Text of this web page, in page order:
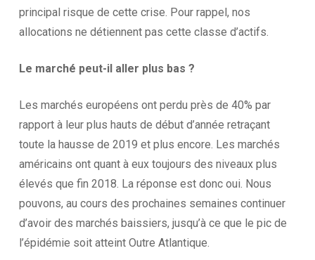
principal risque de cette crise. Pour rappel, nos
allocations ne détiennent pas cette classe d’actifs.
Le marché peut-il aller plus bas ?
Les marchés européens ont perdu près de 40% par
rapport à leur plus hauts de début d’année retraçant
toute la hausse de 2019 et plus encore. Les marchés
américains ont quant à eux toujours des niveaux plus
élevés que fin 2018. La réponse est donc oui. Nous
pouvons, au cours des prochaines semaines continuer
d’avoir des marchés baissiers, jusqu’à ce que le pic de
l’épidémie soit atteint Outre Atlantique.